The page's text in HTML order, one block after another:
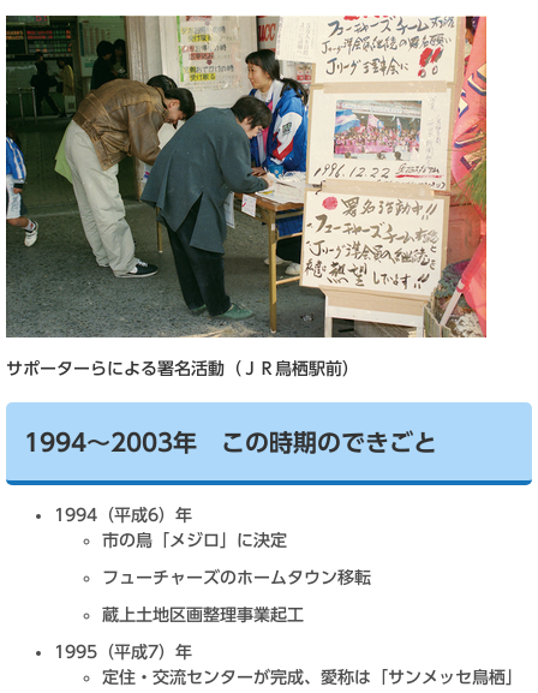
サポーターらによる署名活動（ＪＲ鳥栖駅前）
1994～2003年 この時期のできごと
1994（平成6）年
市の鳥「メジロ」に決定
フューチャーズのホームタウン移転
蔵上土地区画整理事業起工
1995（平成7）年
定住・交流センターが完成、愛称は「サンメッセ鳥栖」